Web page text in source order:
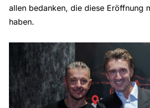
allen bedanken, die diese Eröffnung
haben.